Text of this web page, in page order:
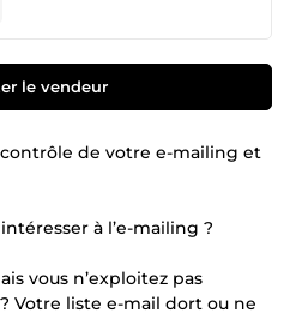
le vendeur
contrôle de votre e-mailing et
à l’e-mailing ?
vous n’exploitez pas
Votre liste e-mail dort ou ne